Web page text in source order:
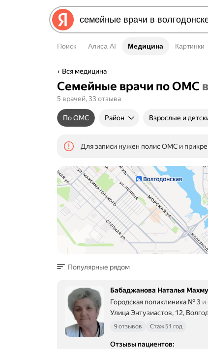
Поиск Алиса AI Медицина
Медицина Картинки
Вся медицина
Семейные врачи по ОМС
5 врачей, 33 отзыва
По ОМС Район Взрослые и
Для записи нужен полис ОМС и
Популярные рядом
Бабаджанова Наталья
Городская поликлиника № 3 и
Улица Энтузиастов, 12,
9 отзывов Стаж 51 год
Отзывы пациентов: